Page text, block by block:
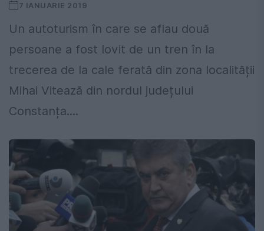
7 IANUARIE 2019
Un autoturism în care se aflau două
persoane a fost lovit de un tren în la
trecerea de la cale ferată din zona localității
Mihai Vitează din nordul județului
Constanța....